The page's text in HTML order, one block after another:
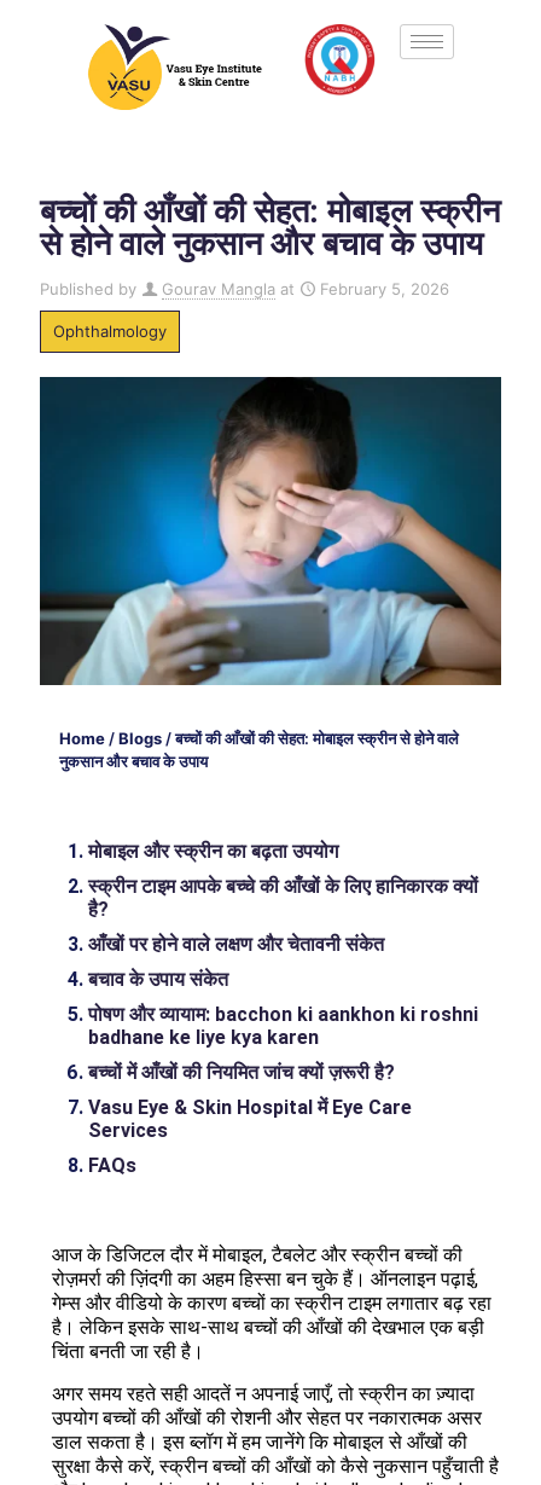
बच्चों की आँखों की सेहत: मोबाइल स्क्रीन
से होने वाले नुकसान और बचाव के उपाय
Published by Gourav Mangla at February 5, 2026
Ophthalmology
Home /Blogs /बच्चों की आँखों की सेहत: मोबाइल स्क्रीन से होने वाले
नुकसान और बचाव के उपाय
मोबाइल और स्क्रीन का बढ़ता उपयोग
स्क्रीन टाइम आपके बच्चे की आँखों के लिए हानिकारक क्यों
है?
आँखों पर होने वाले लक्षण और चेतावनी संकेत
बचाव के उपाय संकेत
पोषण और व्यायाम: bacchon ki aankhon ki roshni
badhane ke liye kya karen
बच्चों में आँखों की नियमित जांच क्यों ज़रूरी है?
Vasu Eye & Skin Hospital में Eye Care
Services
FAQs
आज के डिजिटल दौर में मोबाइल, टैबलेट और स्क्रीन बच्चों की
रोज़मर्रा की ज़िंदगी का अहम हिस्सा बन चुके हैं। ऑनलाइन पढ़ाई,
गेम्स और वीडियो के कारण बच्चों का स्क्रीन टाइम लगातार बढ़ रहा
है। लेकिन इसके साथ-साथ बच्चों की आँखों की देखभाल एक बड़ी
चिंता बनती जा रही है।
अगर समय रहते सही आदतें न अपनाई जाएँ, तो स्क्रीन का ज़्यादा
उपयोग बच्चों की आँखों की रोशनी और सेहत पर नकारात्मक असर
डाल सकता है। इस ब्लॉग में हम जानेंगे कि मोबाइल से आँखों की
सुरक्षा कैसे करें, स्क्रीन बच्चों की आँखों को कैसे नुकसान पहुँचाती है